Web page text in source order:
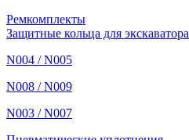
Ремкомплекты
Защитные кольца для экскаватора
N004 / N005
N008 / N009
N003 / N007